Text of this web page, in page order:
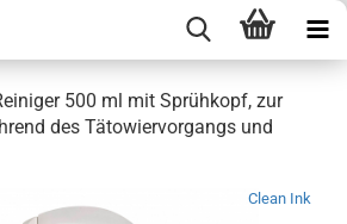
500 ml mit Sprühkopf, zur
des Tätowiervorgangs und
Clean Ink